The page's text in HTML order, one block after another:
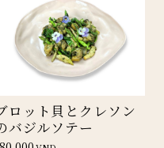
ロット貝とクレソン
バジルソテー